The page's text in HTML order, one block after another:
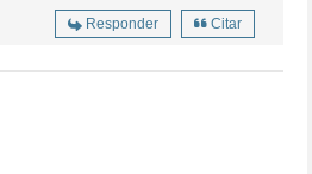
Responder Citar